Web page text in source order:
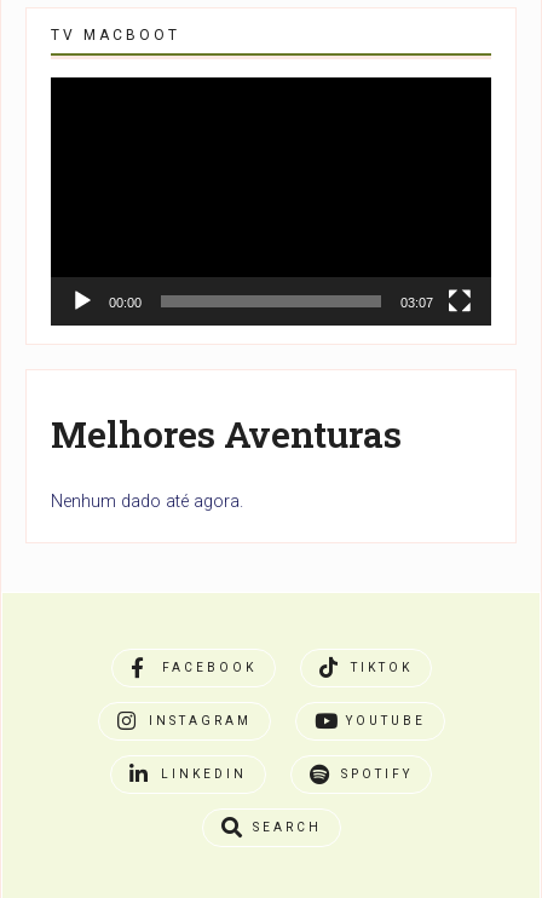
TV MACBOOT
00:00 03:07
Melhores Aventuras
Nenhum dado até agora.
FACEBOOK TIKTOK
INSTAGRAM YOUTUBE
LINKEDIN SPOTIFY
SEARCH